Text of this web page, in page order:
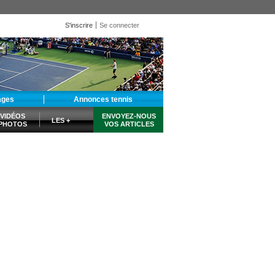
S'inscrire Se connecter
Annonces tennis
VIDÉOS
LES +
ENVOYEZ-NOUS
VOS ARTICLES